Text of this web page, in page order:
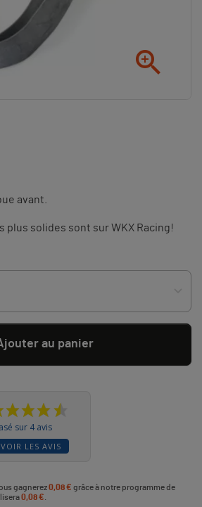

avant.
plus solides sont sur WKX Racing!
au panier
sur 4 avis
VOIR LES AVIS
gagnerez0,08 € grâce à notre programme de
0,08 €